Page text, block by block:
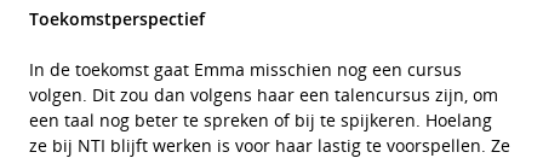
Toekomstperspectief
In de toekomst gaat Emma misschien nog een cursus
volgen. Dit zou dan volgens haar een talencursus zijn, om
een taal nog beter te spreken of bij te spijkeren. Hoelang
ze bij NTI blijft werken is voor haar lastig te voorspellen. Ze